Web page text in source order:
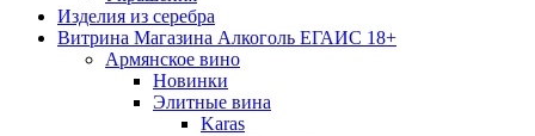
Изделия из серебра
Витрина Магазина Алкоголь ЕГАИС 18+
Армянское вино
Новинки
Элитные вина
Karas